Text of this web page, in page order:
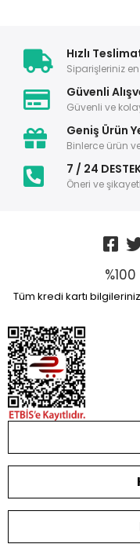
Hızlı
Siparişleriniz
Güvenli
Güvenli ve
Geniş Ürün
Binlerce ürün
7 / 24
Öneri ve
Tüm kredi kartı